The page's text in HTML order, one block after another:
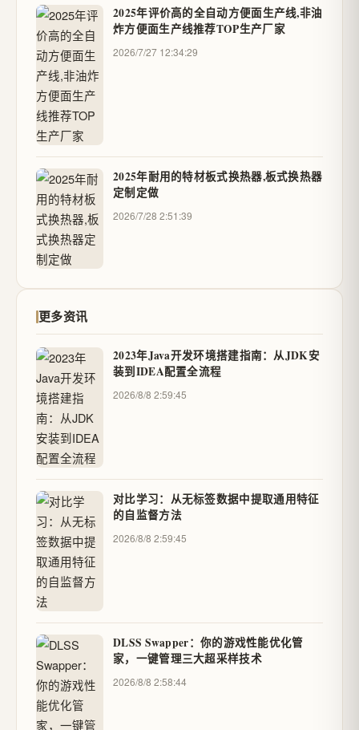
2025年评价高的全自动方便面生产线,非油
炸方便面生产线推荐TOP生产厂家
2026/7/27 12:34:29
2025年耐用的特材板式换热器,板式换热器
定制定做
2026/7/28 2:51:39
更多资讯
2023年Java开发环境搭建指南：从JDK安
装到IDEA配置全流程
2026/8/8 2:59:45
对比学习：从无标签数据中提取通用特征
的自监督方法
2026/8/8 2:59:45
DLSS Swapper：你的游戏性能优化管
家，一键管理三大超采样技术
2026/8/8 2:58:44